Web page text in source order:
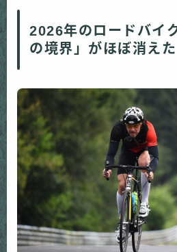
2026年のロードバイ
の境界」がほぼ消えた